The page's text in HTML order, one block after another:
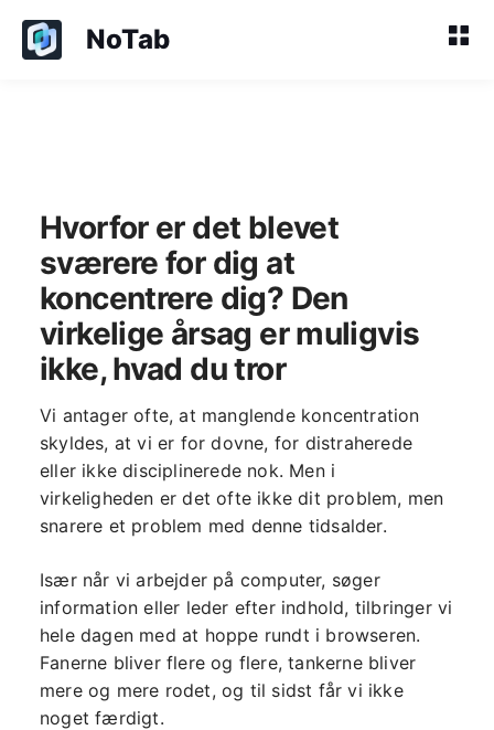
NoTab
Hvorfor er det blevet
sværere for dig at
koncentrere dig? Den
virkelige årsag er muligvis
ikke, hvad du tror
Vi antager ofte, at manglende koncentration
skyldes, at vi er for dovne, for distraherede
eller ikke disciplinerede nok. Men i
virkeligheden er det ofte ikke dit problem, men
snarere et problem med denne tidsalder.
Især når vi arbejder på computer, søger
information eller leder efter indhold, tilbringer vi
hele dagen med at hoppe rundt i browseren.
Fanerne bliver flere og flere, tankerne bliver
mere og mere rodet, og til sidst får vi ikke
noget færdigt.